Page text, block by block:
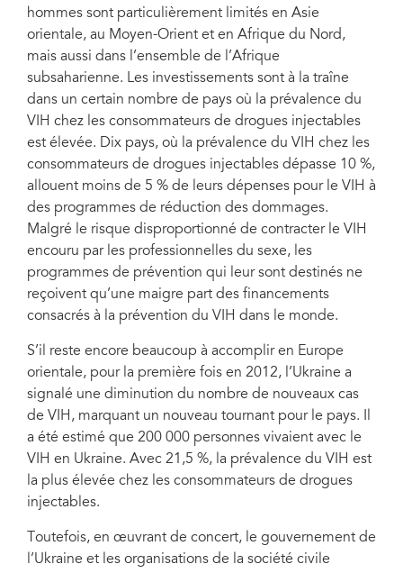
hommes sont particulièrement limités en Asie
orientale, au Moyen-Orient et en Afrique du Nord,
mais aussi dans l’ensemble de l’Afrique
subsaharienne. Les investissements sont à la traîne
dans un certain nombre de pays où la prévalence du
VIH chez les consommateurs de drogues injectables
est élevée. Dix pays, où la prévalence du VIH chez les
consommateurs de drogues injectables dépasse 10 %,
allouent moins de 5 % de leurs dépenses pour le VIH à
des programmes de réduction des dommages.
Malgré le risque disproportionné de contracter le VIH
encouru par les professionnelles du sexe, les
programmes de prévention qui leur sont destinés ne
reçoivent qu’une maigre part des financements
consacrés à la prévention du VIH dans le monde.
S’il reste encore beaucoup à accomplir en Europe
orientale, pour la première fois en 2012, l’Ukraine a
signalé une diminution du nombre de nouveaux cas
de VIH, marquant un nouveau tournant pour le pays. Il
a été estimé que 200 000 personnes vivaient avec le
VIH en Ukraine. Avec 21,5 %, la prévalence du VIH est
la plus élevée chez les consommateurs de drogues
injectables.
Toutefois, en œuvrant de concert, le gouvernement de
l’Ukraine et les organisations de la société civile